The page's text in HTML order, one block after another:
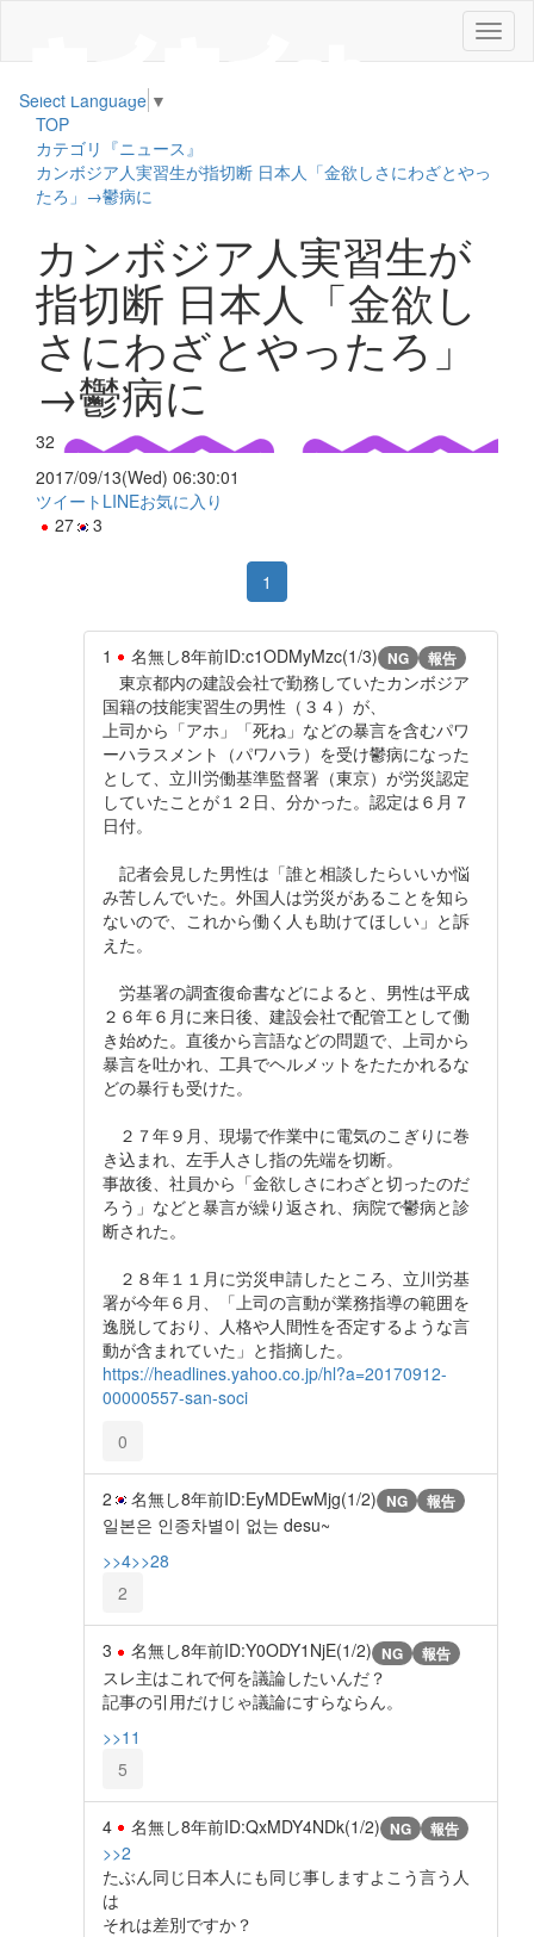
メ
ニ
Select Language ▼
TOP
カテゴリ『ニュース』
カンボジア人実習生が指切断 日本人「金欲しさにわざとやっ
たろ」→鬱病に
カンボジア人実習生が
指切断 日本人「金欲し
さにわざとやったろ」
→鬱病に
32
2017/09/13(Wed) 06:30:01
ツイート LINEお気に入り
27
3
1
1 名無し8年前ID:c1ODMyMzc(1/3) NG 報告
東京都内の建設会社で勤務していたカンボジア
国籍の技能実習生の男性（３４）が、
上司から「アホ」「死ね」などの暴言を含むパワ
ーハラスメント（パワハラ）を受け鬱病になった
として、立川労働基準監督署（東京）が労災認定
していたことが１２日、分かった。認定は６月７
日付。
記者会見した男性は「誰と相談したらいいか悩
み苦しんでいた。外国人は労災があることを知ら
ないので、これから働く人も助けてほしい」と訴
えた。
労基署の調査復命書などによると、男性は平成
２６年６月に来日後、建設会社で配管工として働
き始めた。直後から言語などの問題で、上司から
暴言を吐かれ、工具でヘルメットをたたかれるな
どの暴行も受けた。
２７年９月、現場で作業中に電気のこぎりに巻
き込まれ、左手人さし指の先端を切断。
事故後、社員から「金欲しさにわざと切ったのだ
ろう」などと暴言が繰り返され、病院で鬱病と診
断された。
２８年１１月に労災申請したところ、立川労基
署が今年６月、「上司の言動が業務指導の範囲を
逸脱しており、人格や人間性を否定するような言
動が含まれていた」と指摘した。
https://headlines.yahoo.co.jp/hl?a=20170912-
00000557-san-soci
0
2 名無し8年前ID:EyMDEwMjg(1/2) NG 報告
일본은 인종차별이 없는 desu~
>>4>>28
2
3 名無し8年前ID:Y0ODY1NjE(1/2) NG 報告
スレ主はこれで何を議論したいんだ？
記事の引用だけじゃ議論にすらならん。
>>11
5
4 名無し8年前ID:QxMDY4NDk(1/2) NG 報告
>>2
たぶん同じ日本人にも同じ事しますよこう言う人
は
それは差別ですか？